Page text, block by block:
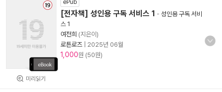
미리읽기
ePub
[전자책] 성인용 구독 서비스 1 - 성인용 구독 서비
스 1
여전희 (지은이)
로튼로즈
2025년 06월
1,000원 (50원)